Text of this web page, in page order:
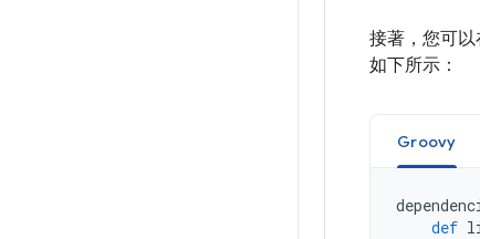
接著，您可以
如下所示：
Groovy
def